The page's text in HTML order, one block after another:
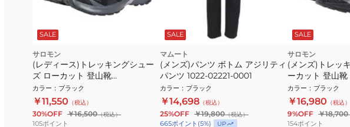
SALE
サロモン
(レディース)トレッキングシュー
ズ ローカット 登山靴
EXAMOTION GORE-TEX
L49135900
カラー ： ブラック
￥11,550 （税込）
30%OFF ￥16,500（税込）
105ポイント
SALE
マムート
(メンズ)パンツ ボトム アジリティ
パンツ 1022-02221-0001
カラー ： ブラック
￥14,698 （税込）
25%OFF ￥19,800（税込）
665ポイント (5%) UP
SALE
サロモン
(メンズ)トレッ
ーカット 登山靴
ックスウルトラ
360 GORE-TEX
カラー ： ブラック
￥16,980 （税込）
9%OFF ￥18,700
154ポイント